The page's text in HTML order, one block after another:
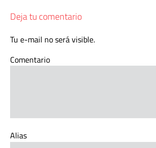
Deja tu comentario
Tu e-mail no será visible.
Comentario
Alias